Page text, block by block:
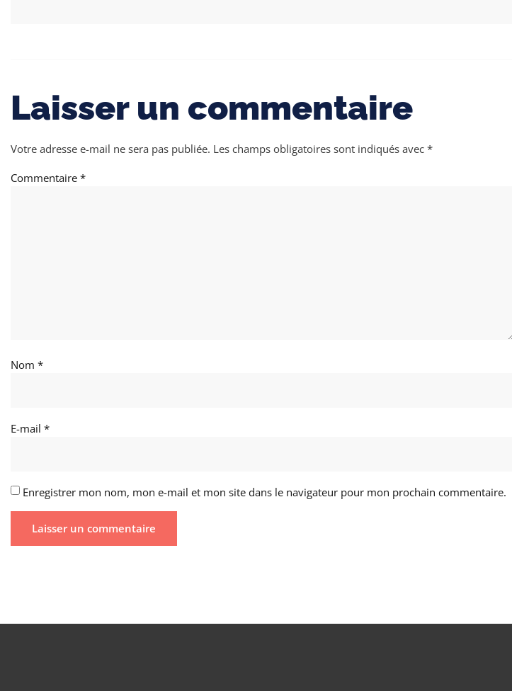
Laisser un commentaire
Votre adresse e-mail ne sera pas publiée. Les champs obligatoires sont indiqués avec *
Commentaire *
Nom *
E-mail *
Enregistrer mon nom, mon e-mail et mon site dans le navigateur pour mon prochain commentaire.